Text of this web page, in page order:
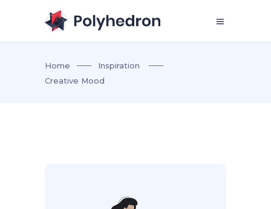
Home
Inspiration
Creative Mood